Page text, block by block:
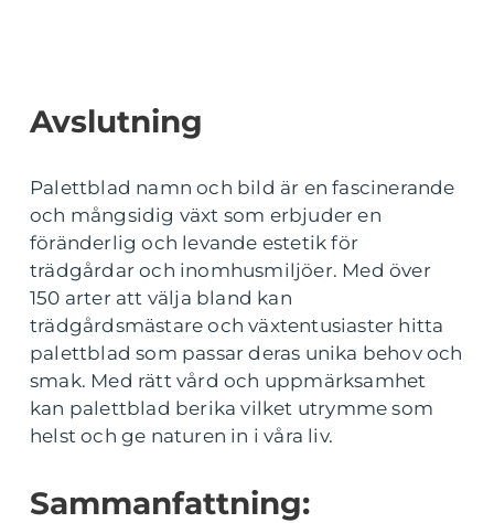
Avslutning
Palettblad namn och bild är en fascinerande
och mångsidig växt som erbjuder en
föränderlig och levande estetik för
trädgårdar och inomhusmiljöer. Med över
150 arter att välja bland kan
trädgårdsmästare och växtentusiaster hitta
palettblad som passar deras unika behov och
smak. Med rätt vård och uppmärksamhet
kan palettblad berika vilket utrymme som
helst och ge naturen in i våra liv.
Sammanfattning: